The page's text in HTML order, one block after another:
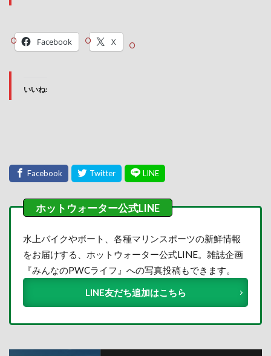
Facebook X
いいね:
水上バイクやボート、各種マリンスポーツの新鮮情報
をお届けする、ホットウォーター公式LINE。雑誌企画
『みんなのPWCライフ』への写真投稿もできます。
LINE友だち追加はこちら